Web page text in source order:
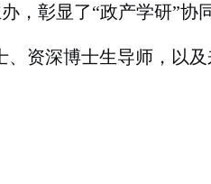
，彰显了“政产学研”协
资深博士生导师，以